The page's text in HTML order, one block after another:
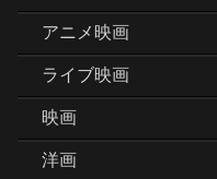
アニメ映画
ライブ映画
映画
洋画